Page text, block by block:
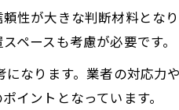
基準
性が大きな判断材料とな
ペースも考慮が必要です。
なります。業者の対応力
イントとなっています。